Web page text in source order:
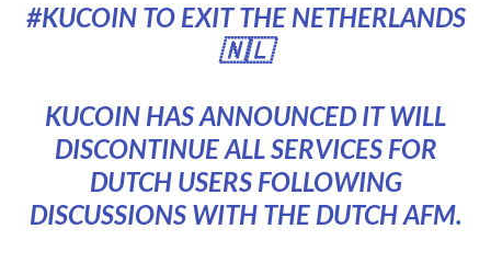
#KUCOINTO EXIT THE NETHERLANDS
🇳🇱
KUCOIN HAS ANNOUNCED IT WILL
DISCONTINUE ALL SERVICES FOR
DUTCH USERS FOLLOWING
DISCUSSIONS WITH THE DUTCH AFM.